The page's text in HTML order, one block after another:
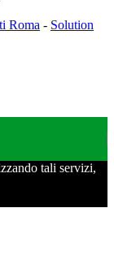
Roma - Solution
tali servizi,